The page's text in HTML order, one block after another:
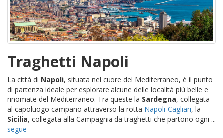
Traghetti Napoli
La città di Napoli, situata nel cuore del Mediterraneo, è il punto
di partenza ideale per esplorare alcune delle località più belle e
rinomate del Mediterraneo. Tra queste la Sardegna, collegata
al capoluogo campano attraverso la rotta Napoli-Cagliari, la
Sicilia, collegata alla Campagnia da traghetti che partono ogni ...
segue